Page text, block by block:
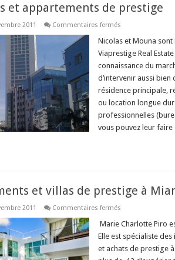
et appartements de prestige
2011 Commentaires ferméssur
:
et
appartements
de
prestige
Nicolas et Mouna
Viaprestige Real
connaissance du
d’intervenir aussi bien
résidence principale,
ou location longue
professionnelles
vous pouvez leur faire
et villas de prestige à
2011 Commentaires ferméssur
appartements
villas
de
prestige
Marie Charlotte Piro
Elle est spécialiste
et achats de prestige